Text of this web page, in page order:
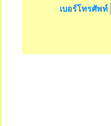
เบอร์โทรศัพท์